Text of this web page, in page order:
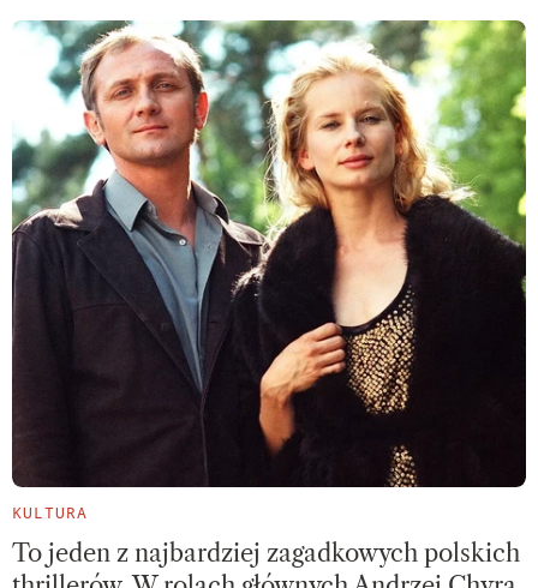
KULTURA
To jeden z najbardziej zagadkowych polskich